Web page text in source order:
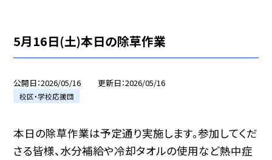
5月16日(土)本日の除草作業
公開日 2026/05/16 更新日 2026/05/16
校区・学校応援団
本日の除草作業は予定通り実施します。参加してくだ
さる皆様、水分補給や冷却タオルの使用など熱中症